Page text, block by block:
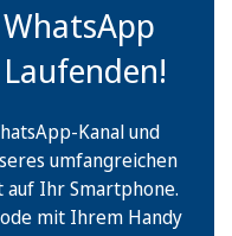
Kanal und
umfangreichen
Ihr Smartphone.
mit Ihrem Handy